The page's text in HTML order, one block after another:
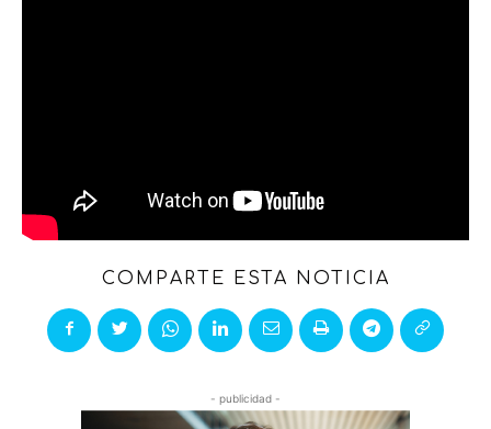
COMPARTE ESTA NOTICIA
- publicidad -